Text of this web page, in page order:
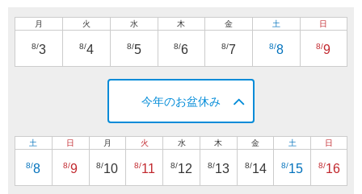
月
8/3
火
8/4
水
8/5
木
8/6
金
8/7
土
8/8
日
8/9
今年のお盆休み
土
8/8
日
8/9
月
8/10
火
8/11
水
8/12
木
8/13
金
8/14
土
8/15
日
8/16